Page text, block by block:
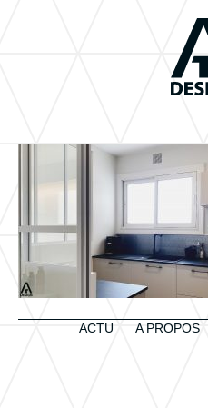
ACTU A PROPOS